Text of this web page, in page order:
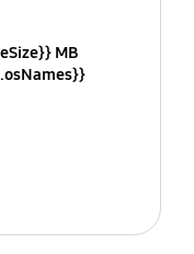
MB